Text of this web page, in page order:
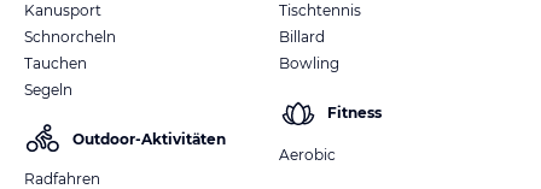
Kanusport
Schnorcheln
Tauchen
Segeln
Outdoor-Aktivitäten
Radfahren
Tischtennis
Billard
Bowling
Fitness
Aerobic